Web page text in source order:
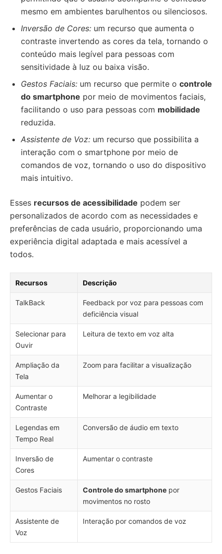
mesmo em ambientes barulhentos ou silenciosos.
Inversão de Cores: um recurso que aumenta o
contraste invertendo as cores da tela, tornando o
conteúdo mais legível para pessoas com
sensitividade à luz ou baixa visão.
Gestos Faciais: um recurso que permite o controle
do smartphone por meio de movimentos faciais,
facilitando o uso para pessoas com mobilidade
reduzida.
Assistente de Voz: um recurso que possibilita a
interação com o smartphone por meio de
comandos de voz, tornando o uso do dispositivo
mais intuitivo.
Esses recursos de acessibilidade podem ser
personalizados de acordo com as necessidades e
preferências de cada usuário, proporcionando uma
experiência digital adaptada e mais acessível a
todos.
Recursos Descrição
TalkBack
Feedback por voz para pessoas com
deficiência visual
Selecionar para
Ouvir
Leitura de texto em voz alta
Ampliação da
Tela
Zoom para facilitar a visualização
Aumentar o
Contraste
Melhorar a legibilidade
Legendas em
Tempo Real
Conversão de áudio em texto
Inversão de
Cores
Aumentar o contraste
Gestos Faciais Controle do smartphone por
movimentos no rosto
Assistente de
Voz
Interação por comandos de voz